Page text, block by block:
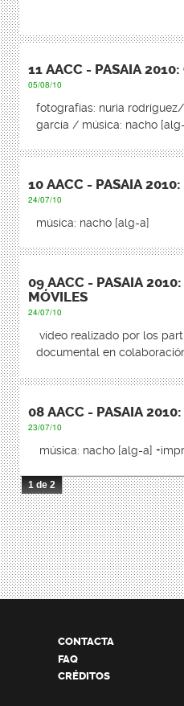
11 AACC - PASAIA 2010:
05/08/10
fotografías: nuria
garcía / música: nacho
10 AACC - PASAIA
24/07/10
música: nacho [alg-a]
09 AACC - PASAIA
MÓVILES
24/07/10
vídeo realizado por los
documental en
08 AACC - PASAIA
23/07/10
música: nacho [alg-a]
1 de 2
CONTACTA
FAQ
CRÉDITOS